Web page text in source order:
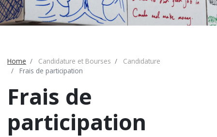
Home Candidature et Bourses
Candidature
Frais de participation
Frais de
participation